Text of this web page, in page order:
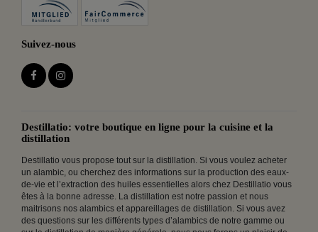
Suivez-nous
Destillatio: votre boutique en ligne pour la cuisine et la
distillation
Destillatio vous propose tout sur la distillation. Si vous voulez acheter
un alambic, ou cherchez des informations sur la production des eaux-
de-vie et l’extraction des huiles essentielles alors chez Destillatio vous
êtes à la bonne adresse. La distillation est notre passion et nous
maitrisons nos alambics et appareillages de distillation. Si vous avez
des questions sur les différents types d’alambics de notre gamme ou